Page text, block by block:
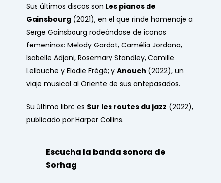
Sus últimos discos son Les pianos de
Gainsbourg(2021), en el que rinde homenaje a
Serge Gainsbourg rodeándose de iconos
femeninos: Melody Gardot, Camélia Jordana,
Isabelle Adjani, Rosemary Standley, Camille
Lellouche y Elodie Frégé; y Anouch (2022), un
viaje musical al Oriente de sus antepasados.
Su último libro es Sur les routes du jazz (2022),
publicado por Harper Collins.
Escucha la banda sonora de
Sorhag